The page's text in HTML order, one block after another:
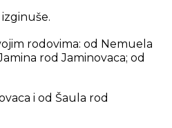
izginuše.
rodovima: od Nemuela
rod Jaminovaca; od
i od Šaula rod